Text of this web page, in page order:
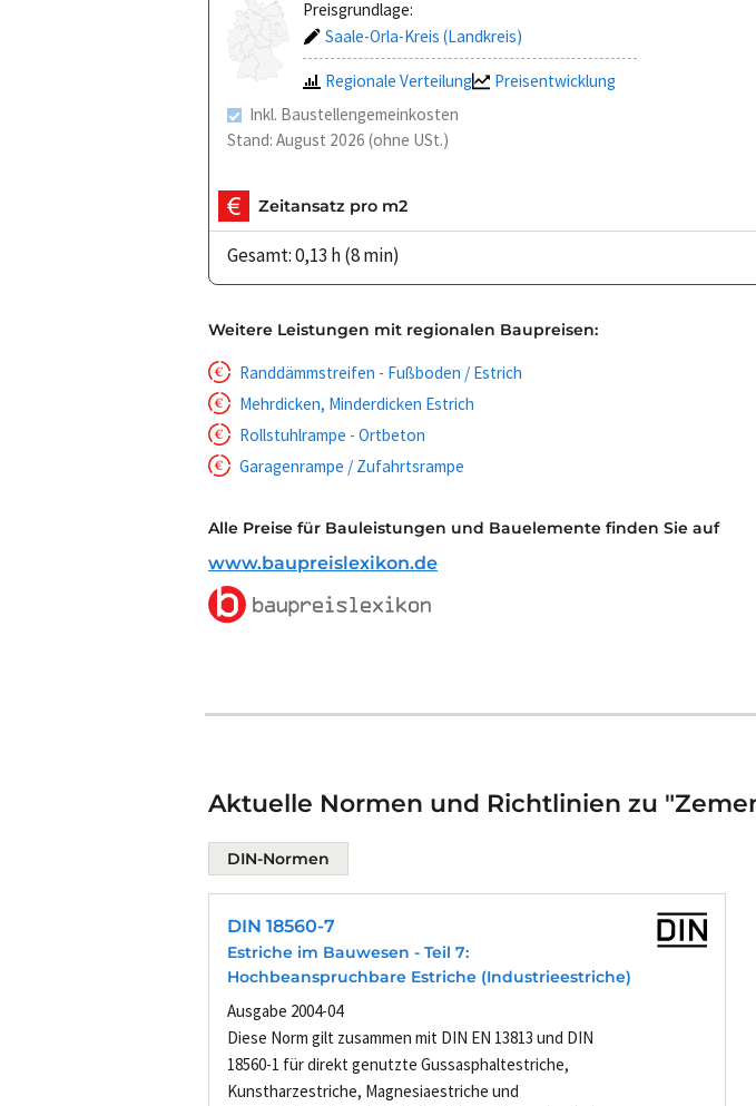
Preisgrundlage:
Saale-Orla-Kreis (Landkreis)
Regionale Verteilung
Preisentwicklung
Inkl. Baustellengemeinkosten
Stand: August 2026 (ohne USt.)
Zeitansatz pro m2
Gesamt: 0,13 h (8 min)
Weitere Leistungen mit regionalen Baupreisen:
Randdämmstreifen - Fußboden / Estrich
Mehrdicken, Minderdicken Estrich
Rollstuhlrampe - Ortbeton
Garagenrampe / Zufahrtsrampe
Alle Preise für Bauleistungen und Bauelemente finden Sie auf
www.baupreislexikon.de
Aktuelle Normen und Richtlinien zu
DIN-Normen
DIN 18560-7
Estriche im Bauwesen - Teil 7:
Hochbeanspruchbare Estriche (Industrieestriche)
Ausgabe 2004-04
Diese Norm gilt zusammen mit DIN EN 13813 und DIN
18560-1 für direkt genutzte Gussasphaltestriche,
Kunstharzestriche, Magnesiaestriche und